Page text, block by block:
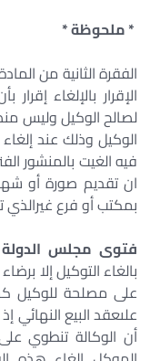
* ملحوظة *
الإقرار بالإلغاء
لصالح الوكيل وليس
الوكيل وذلك عند
ان تقديم صورة أو
بمكتب أو فرع غيرالذي
فتوى مجلس الدولة 126/6/313 :
بالغاء التوكيل إلا
على مصلحة للوكيل
علىعقد البيع النهائي
أن الوكالة تنطوي